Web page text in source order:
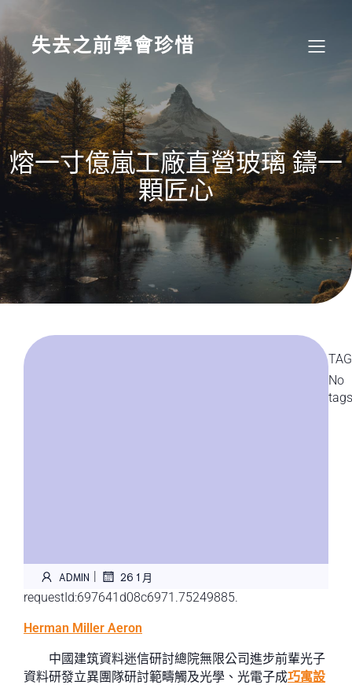
content
失去之前學會珍惜
熔一寸億嵐工廠直營玻璃 鑄一
顆匠心
ADMIN | 26 1 月
requestId:697641d08c6971.75249885.
Herman Miller Aeron
中國建筑資料迷信研討總院無限公司進步前輩光子
資料研發立異團隊研討範疇觸及光學、光電子成巧寓設
No
tags